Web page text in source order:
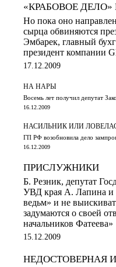
«КРАБОВОЕ
Но пока оно
сырца обвиняются
Эмбарек, главный
президент компании
17.12.2009
НА НАРЫ
Восемь лет получил депутат
16.12.2009
НАСИЛЬНИК ИЛИ
ГП РФ возобновила дело
16.12.2009
ПРИСЛУЖНИКИ
Б. Резник, депутат
УВД края А. Лапина и
ведьм» и не
задумаются о своей
начальников Фатеева»
15.12.2009
НЕДОСТОВЕРНАЯ